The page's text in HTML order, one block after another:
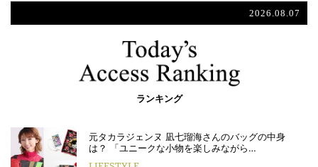
2026.08.07
ランキング
元タカラジェンヌ 凪七瑠海さんのバッグの中身
は？ 「ユニークな小物を楽しみながら…